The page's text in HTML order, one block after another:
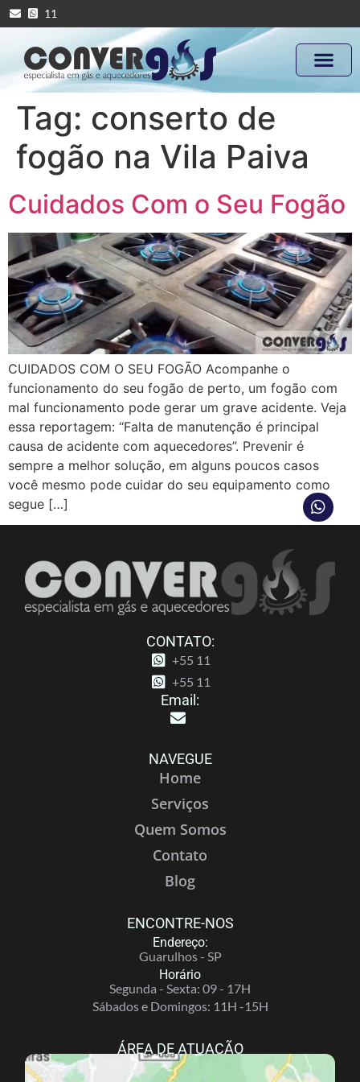
11
Tag: conserto de
fogão na Vila Paiva
Cuidados Com o Seu Fogão
CUIDADOS COM O SEU FOGÃO Acompanhe o
funcionamento do seu fogão de perto, um fogão com
mal funcionamento pode gerar um grave acidente. Veja
essa reportagem: “Falta de manutenção é principal
causa de acidente com aquecedores”. Prevenir é
sempre a melhor solução, em alguns poucos casos
você mesmo pode cuidar do seu equipamento como
segue […]
CONTATO:
+55 11
+55 11
Email:
NAVEGUE
Home
Serviços
Quem Somos
Contato
Blog
ENCONTRE-NOS
Endereço:
Guarulhos - SP
Horário
Segunda - Sexta: 09 - 17H
Sábados e Domingos: 11H -15H
ÁREA DE ATUAÇÃO